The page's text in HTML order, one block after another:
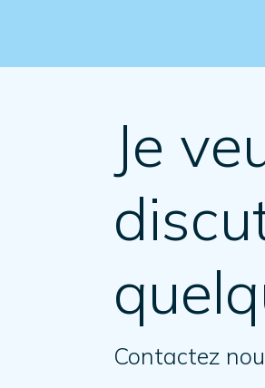
Je
Contactez